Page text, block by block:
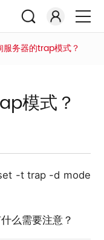
服务器的trap模式？
模式？
-t trap -d mode
么需要注意？